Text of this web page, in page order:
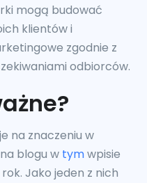
mogą budować
klientów i
zgodnie z
odbiorców.
na znaczeniu w
blogu w tymwpisie
Jako jeden z nich